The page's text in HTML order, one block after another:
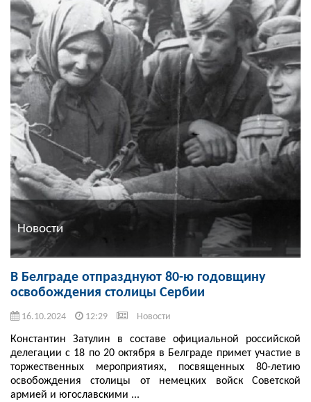
Новости
В Белграде отпразднуют 80-ю годовщину
освобождения столицы Сербии
16.10.2024 12:29 Новости
Константин Затулин в составе официальной российской
делегации с 18 по 20 октября в Белграде примет участие в
торжественных мероприятиях, посвященных 80-летию
освобождения столицы от немецких войск Советской
армией и югославскими ...